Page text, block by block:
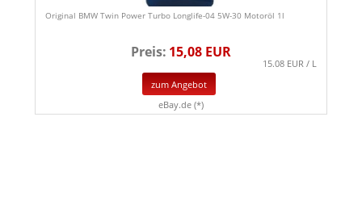
Original BMW Twin Power Turbo Longlife-04 5W-30 Motoröl 1l
Preis: 15,08 EUR
15.08 EUR / L
zum Angebot
eBay.de (*)